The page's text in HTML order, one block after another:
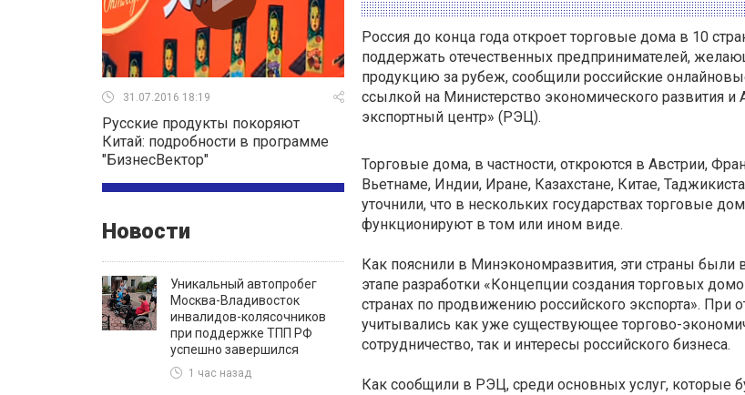
31.07.2016 18:19
Русские продукты покоряют
Китай: подробности в программе
"БизнесВектор"
Новости
Уникальный автопробег
Москва-Владивосток
инвалидов-колясочников
при поддержке ТПП РФ
успешно завершился
1 час назад
Россия до конца года откроет торговые дома в 10
поддержать отечественных предпринимателей,
продукцию за рубеж, сообщили российские
ссылкой на Министерство экономического развития и
экспортный центр» (РЭЦ).
Торговые дома, в частности, откроются в Австрии,
Вьетнаме, Индии, Иране, Казахстане, Китае,
уточнили, что в нескольких государствах торговые
функционируют в том или ином виде.
Как пояснили в Минэкономразвития, эти страны были
этапе разработки «Концепции создания торговых
странах по продвижению российского экспорта». При
учитывались как уже существующее торгово-
сотрудничество, так и интересы российского бизнеса.
Как сообщили в РЭЦ, среди основных услуг, которые